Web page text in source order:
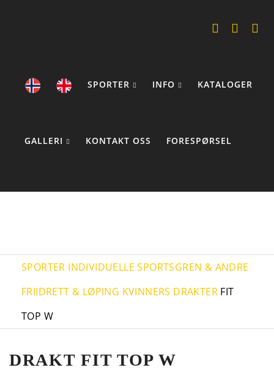
SPORTER INFO KATALOGER
GALLERI KONTAKT OSS FORESPØRSEL
SPORTER INDIVIDUELLE SPORTSGREN & ANDRE
FRIIDRETT & LØPING KVINNERS DRAKTER FIT
TOP W
DRAKT FIT TOP W